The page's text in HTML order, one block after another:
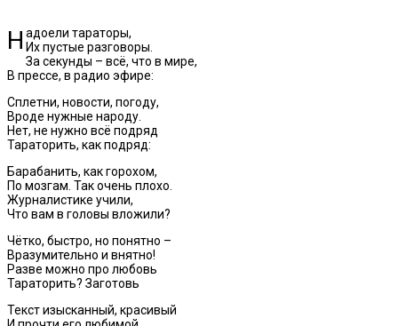
Надоели тараторы,
Их пустые разговоры.
За секунды – всё, что в мире,
В прессе, в радио эфире:
Сплетни, новости, погоду,
Вроде нужные народу.
Нет, не нужно всё подряд
Тараторить, как подряд:
Барабанить, как горохом,
По мозгам. Так очень плохо.
Журналистике учили,
Что вам в головы вложили?
Чётко, быстро, но понятно –
Вразумительно и внятно!
Разве можно про любовь
Тараторить? Заготовь
Текст изысканный, красивый